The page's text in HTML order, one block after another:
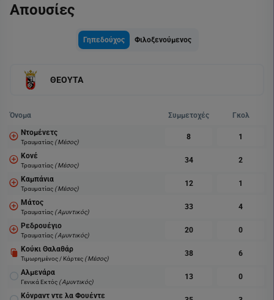
Απουσίες
Γηπεδούχος Φιλοξενούμενος
ΘΕΟΥΤΑ
Όνομα Συμμετοχές
Γκολ
Ντομένετς
Τραυματίας ( Μέσος)
8 1
Κονέ
Τραυματίας ( Μέσος)
34 2
Καμπάνια
Τραυματίας ( Μέσος)
12 1
Μάτος
Τραυματίας ( Αμυντικός)
33 4
Ρεδρουέγιο
Τραυματίας ( Αμυντικός)
20 0
Κούκι Θαλαθάρ
Τιμωρημένος / Κάρτες ( Μέσος)
38 6
Αλμενάρα
Γενικά Εκτός ( Αμυντικός)
13 0
Κόνραντ ντε λα Φουέντε